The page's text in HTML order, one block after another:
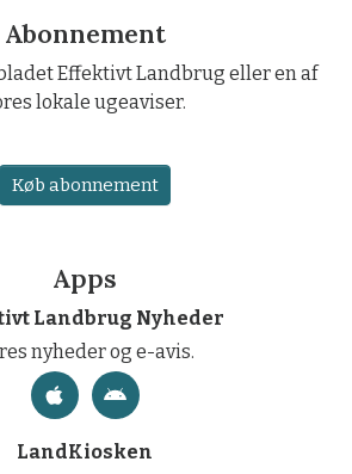
Abonnement
Effektivt Landbrug eller en af
lokale ugeaviser.
Køb abonnement
Apps
Landbrug Nyheder
nyheder og e-avis.
LandKiosken